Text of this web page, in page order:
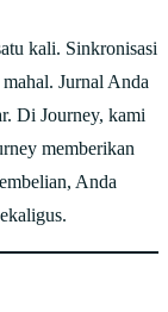
kali. Sinkronisasi
Jurnal Anda
Di Journey, kami
memberikan
Anda